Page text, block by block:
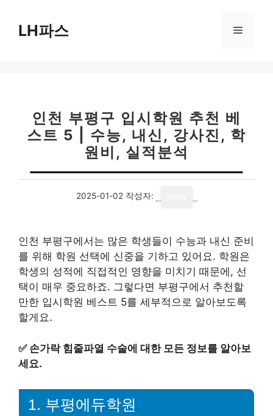
LH파스 메
인천 부평구 입시학원 추천 베
스트 5 | 수능, 내신, 강사진, 학
원비, 실적분석
2025-01-02 작성자:
인천 부평구에서는 많은 학생들이 수능과 내신 준비
를 위해 학원 선택에 신중을 기하고 있어요. 학원은
학생의 성적에 직접적인 영향을 미치기 때문에, 선
택이 매우 중요하죠. 그렇다면 부평구에서 추천할
만한 입시학원 베스트 5를 세부적으로 알아보도록
할게요.
✅ 손가락 힘줄파열 수술에 대한 모든 정보를 알아보
세요.
1. 부평에듀학원